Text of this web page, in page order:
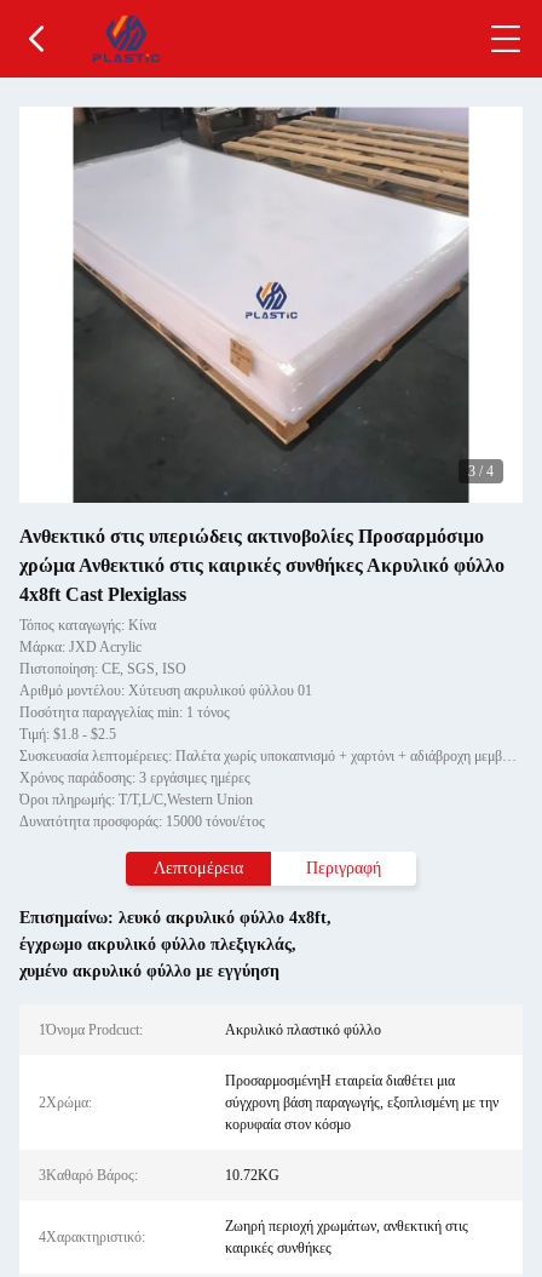
3 / 4
Ανθεκτικό στις υπεριώδεις ακτινοβολίες Προσαρμόσιμο
χρώμα Ανθεκτικό στις καιρικές συνθήκες Ακρυλικό φύλλο
4x8ft Cast Plexiglass
Τόπος καταγωγής: Κίνα
Μάρκα: JXD Acrylic
Πιστοποίηση: CE, SGS, ISO
Αριθμό μοντέλου: Χύτευση ακρυλικού φύλλου 01
Ποσότητα παραγγελίας min: 1 τόνος
Τιμή: $1.8 - $2.5
Συσκευασία λεπτομέρειες: Παλέτα χωρίς υποκαπνισμό + χαρτόνι + αδιάβροχη μεμβράνη
Χρόνος παράδοσης: 3 εργάσιμες ημέρες
Όροι πληρωμής: T/T,L/C,Western Union
Δυνατότητα προσφοράς: 15000 τόνοι/έτος
Λεπτομέρεια Περιγραφή
Επισημαίνω: λευκό ακρυλικό φύλλο 4x8ft,
έγχρωμο ακρυλικό φύλλο πλεξιγκλάς,
χυμένο ακρυλικό φύλλο με εγγύηση
1Όνομα Prodcuct: Ακρυλικό πλαστικό φύλλο
2Χρώμα:
ΠροσαρμοσμένηΗ εταιρεία διαθέτει μια
σύγχρονη βάση παραγωγής, εξοπλισμένη με την
κορυφαία στον κόσμο
3Καθαρό Βάρος: 10.72KG
4Χαρακτηριστικό:
Ζωηρή περιοχή χρωμάτων, ανθεκτική στις
καιρικές συνθήκες